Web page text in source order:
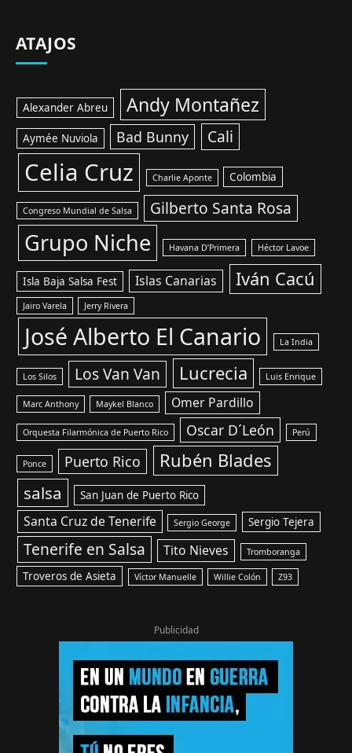
ATAJOS
Alexander Abreu Andy Montañez
Aymée Nuviola Bad Bunny Cali
Celia Cruz Charlie Aponte Colombia
Congreso Mundial de Salsa Gilberto Santa Rosa
Grupo Niche Havana D’Primera Héctor Lavoe
Isla Baja Salsa Fest Islas Canarias Iván Cacú
Jairo Varela Jerry Rivera
José Alberto El Canario La India
Los Silos Los Van Van Lucrecia Luis Enrique
Marc Anthony Maykel Blanco Omer Pardillo
Orquesta Filarmónica de Puerto Rico Oscar D´León Perú
Ponce Puerto Rico Rubén Blades
salsa San Juan de Puerto Rico
Santa Cruz de Tenerife Sergio George Sergio Tejera
Tenerife en Salsa Tito Nieves Tromboranga
Troveros de Asieta Víctor Manuelle Willie Colón Z93
Publicidad